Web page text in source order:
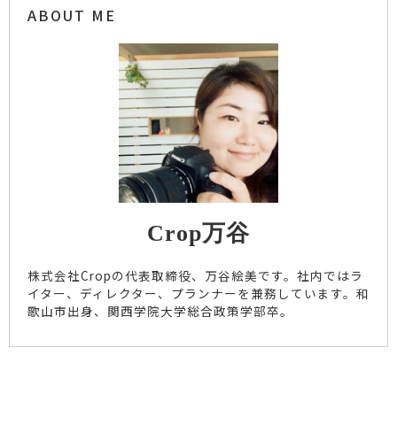
ABOUT ME
Crop万谷
株式会社Cropの代表取締役、万谷絵美です。社内ではラ
イター、ディレクター、プランナーを兼務しています。和
歌山市出身、関西学院大学総合政策学部卒。